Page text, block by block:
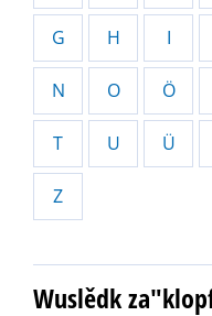
G H I
N O Ö
T U Ü
Z
Wuslědk